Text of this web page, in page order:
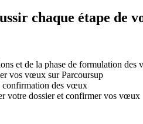
chaque étape de
et de la phase de formulation
vos vœux sur Parcoursup
confirmation des vœux
votre dossier et confirmer vos vœux